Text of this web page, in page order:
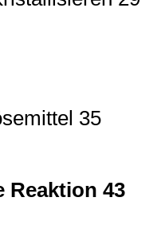
35
Reaktion 43